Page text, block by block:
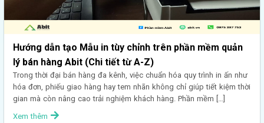
Hướng dẫn tạo Mẫu in tùy chỉnh trên phần mềm quản
lý bán hàng Abit (Chi tiết từ A-Z)
Trong thời đại bán hàng đa kênh, việc chuẩn hóa quy trình in ấn như
hóa đơn, phiếu giao hàng hay tem nhãn không chỉ giúp tiết kiệm thời
gian mà còn nâng cao trải nghiệm khách hàng. Phần mềm […]
Xem thêm